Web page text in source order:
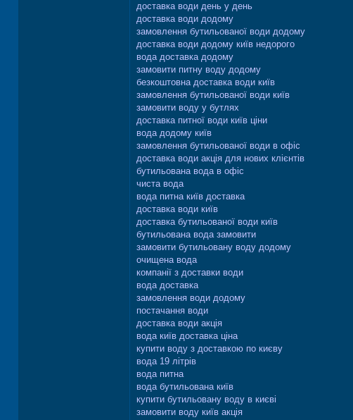
доставка води день у день
доставка води додому
замовлення бутильованої води додому
доставка води додому київ недорого
вода доставка додому
замовити питну воду додому
безкоштовна доставка води київ
замовлення бутильованої води київ
замовити воду у бутлях
доставка питної води київ ціни
вода додому київ
замовлення бутильованої води в офіс
доставка води акція для нових клієнтів
бутильована вода в офіс
чиста вода
вода питна київ доставка
доставка води київ
доставка бутильованої води київ
бутильована вода замовити
замовити бутильовану воду додому
очищена вода
компанії з доставки води
вода доставка
замовлення води додому
постачання води
доставка води акція
вода київ доставка ціна
купити воду з доставкою по києву
вода 19 літрів
вода питна
вода бутильована київ
купити бутильовану воду в києві
замовити воду київ акція